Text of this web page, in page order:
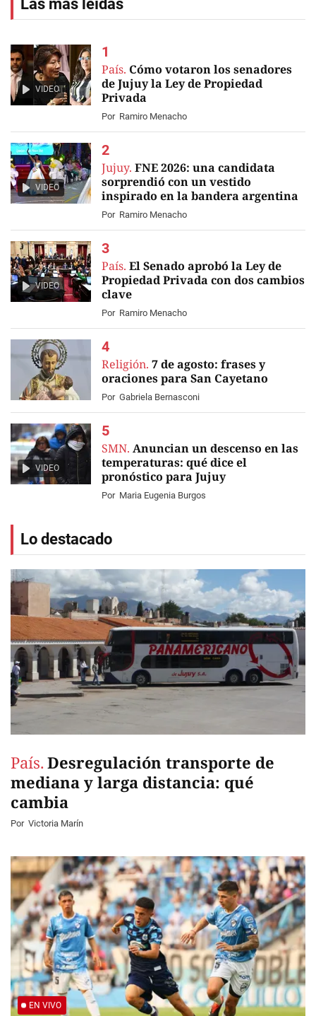
Las más leídas
VIDEO
País. Cómo votaron los senadores
de Jujuy la Ley de Propiedad
Privada
Por Ramiro Menacho
VIDEO
Jujuy. FNE 2026: una candidata
sorprendió con un vestido
inspirado en la bandera argentina
Por Ramiro Menacho
VIDEO
País. El Senado aprobó la Ley de
Propiedad Privada con dos cambios
clave
Por Ramiro Menacho
Religión. 7 de agosto: frases y
oraciones para San Cayetano
Por Gabriela Bernasconi
VIDEO
SMN. Anuncian un descenso en las
temperaturas: qué dice el
pronóstico para Jujuy
Por Maria Eugenia Burgos
Lo destacado
País. Desregulación transporte de
mediana y larga distancia: qué
cambia
Por Victoria Marín
EN VIVO